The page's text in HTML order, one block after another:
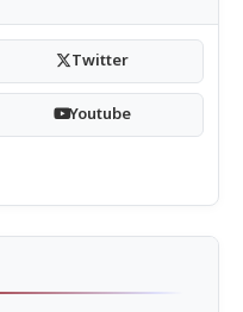
Twitter
Youtube